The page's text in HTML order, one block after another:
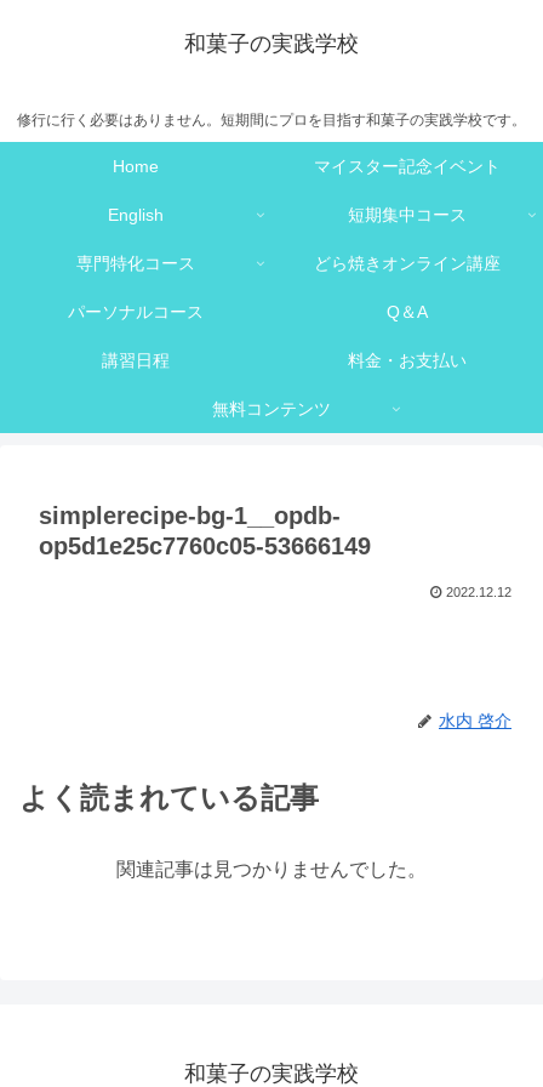
和菓子の実践学校
修行に行く必要はありません。短期間にプロを目指す和菓子の実践学校です。
Home マイスター記念イベント
English 短期集中コース
専門特化コース どら焼きオンライン講座
パーソナルコース Q＆A
講習日程 料金・お支払い
無料コンテンツ
simplerecipe-bg-1__opdb-
op5d1e25c7760c05-53666149
2022.12.12
水内 啓介
よく読まれている記事
関連記事は見つかりませんでした。
和菓子の実践学校